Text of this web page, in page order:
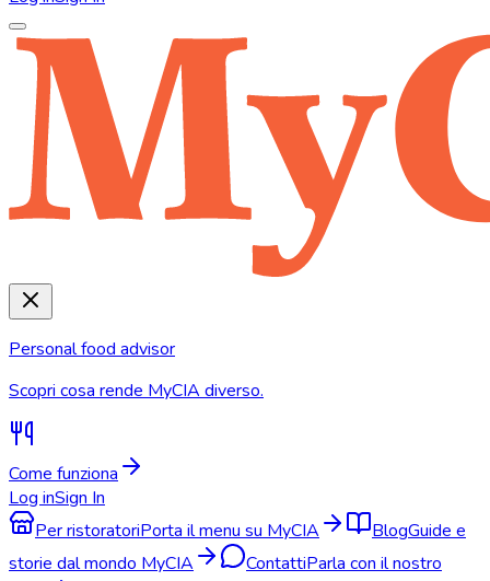
Personal food advisor
Scopri cosa rende MyCIA diverso.
Come funziona
Log inSign In
Per ristoratoriPorta il menu su MyCIA BlogGuide e
storie dal mondo MyCIA
ContattiParla con il nostro